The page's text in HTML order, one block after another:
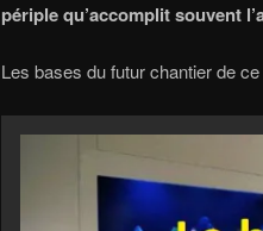
périple qu’accomplit souvent
Les bases du futur chantier de